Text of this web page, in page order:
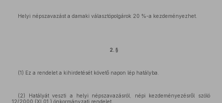
Helyi népszavazást a damaki választópolgárok 20 %-a kezdeményezhet.
2. §
(1) Ez a rendelet a kihirdetését követő napon lép hatályba.
(2) Hatályát veszti a helyi népszavazásról, népi kezdeményezésről szóló
12/2000.(XI.01.) önkormányzati rendelet.